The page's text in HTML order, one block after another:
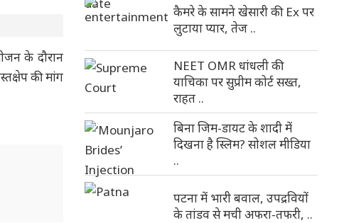
के दौरान
की मांग
कैमरे के सामने खेसारी की Ex पर
लुटाया प्यार, तेज ..
NEET OMR धांधली की
याचिका पर सुप्रीम कोर्ट सख्त,
राहत ..
बिना जिम-डायट के शादी में
दिखना है स्लिम? सोशल मीडिया
..
पटना में भारी बवाल, उपद्रवियों
के तांडव से मची अफरा-तफरी, ..